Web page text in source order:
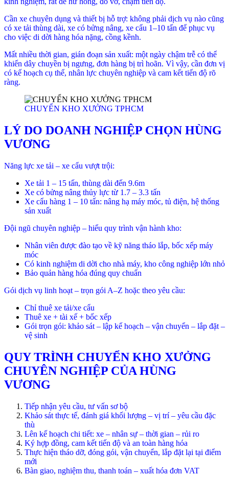
Cần xe chuyên dụng và thiết bị hỗ trợ: không phải dịch vụ nào cũng
có xe tải thùng dài, xe có bửng nâng, xe cẩu 1–10 tấn để phục vụ
cho việc di dời hàng hóa nặng, cồng kềnh.
Mất nhiều thời gian, gián đoạn sản xuất: một ngày chậm trễ có thể
khiến dây chuyền bị ngưng, đơn hàng bị trì hoãn. Vì vậy, cần đơn vị
có kế hoạch cụ thể, nhân lực chuyên nghiệp và cam kết tiến độ rõ
ràng.
CHUYỂN KHO XƯỞNG TPHCM
LÝ DO DOANH NGHIỆP CHỌN HÙNG
VƯƠNG
Năng lực xe tải – xe cẩu vượt trội:
Xe tải 1 – 15 tấn, thùng dài đến 9.6m
Xe có bửng nâng thủy lực từ 1.7 – 3.3 tấn
Xe cẩu hàng 1 – 10 tấn: nâng hạ máy móc, tủ điện, hệ thống
sản xuất
Đội ngũ chuyên nghiệp – hiểu quy trình vận hành kho:
Nhân viên được đào tạo về kỹ năng tháo lắp, bốc xếp máy
móc
Có kinh nghiệm di dời cho nhà máy, kho công nghiệp lớn nhỏ
Bảo quản hàng hóa đúng quy chuẩn
Gói dịch vụ linh hoạt – trọn gói A–Z hoặc theo yêu cầu:
Chỉ thuê xe tải/xe cẩu
Thuê xe + tài xế + bốc xếp
Gói trọn gói: khảo sát – lập kế hoạch – vận chuyển – lắp đặt –
vệ sinh
QUY TRÌNH CHUYỂN KHO XƯỞNG
CHUYÊN NGHIỆP CỦA HÙNG
VƯƠNG
Tiếp nhận yêu cầu, tư vấn sơ bộ
Khảo sát thực tế, đánh giá khối lượng – vị trí – yêu cầu đặc
thù
Lên kế hoạch chi tiết: xe – nhân sự – thời gian – rủi ro
Ký hợp đồng, cam kết tiến độ và an toàn hàng hóa
Thực hiện tháo dỡ, đóng gói, vận chuyển, lắp đặt lại tại điểm
mới
Bàn giao, nghiệm thu, thanh toán – xuất hóa đơn VAT